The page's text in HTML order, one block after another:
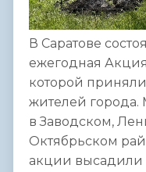
В Саратове
ежегодная
которой
жителей
в Заводском,
Октябрьском
акции высадили